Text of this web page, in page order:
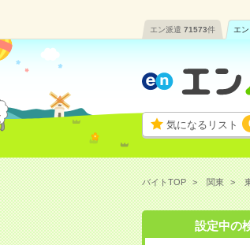
エン派遣 71573件 エ
気になるリスト
バイトTOP 関東
設定中の